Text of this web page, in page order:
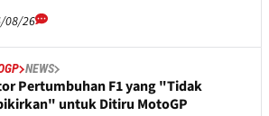
08/26
NEWS
Pertumbuhan F1 yang "Tidak
untuk Ditiru MotoGP